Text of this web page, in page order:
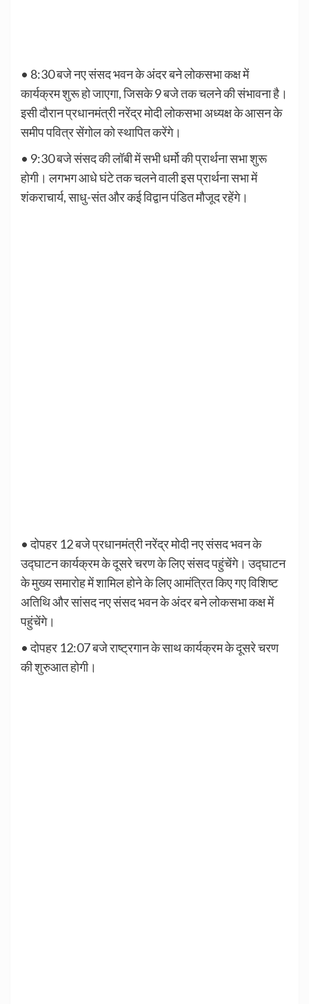
• 8:30 बजे नए संसद भवन के अंदर बने लोकसभा कक्ष में
कार्यक्रम शुरू हो जाएगा, जिसके 9 बजे तक चलने की संभावना है।
इसी दौरान प्रधानमंत्री नरेंद्र मोदी लोकसभा अध्यक्ष के आसन के
समीप पवित्र सेंगोल को स्थापित करेंगे।
• 9:30 बजे संसद की लॉबी में सभी धर्मो की प्रार्थना सभा शुरू
होगी। लगभग आधे घंटे तक चलने वाली इस प्रार्थना सभा में
शंकराचार्य, साधु-संत और कई विद्वान पंडित मौजूद रहेंगे।
• दोपहर 12 बजे प्रधानमंत्री नरेंद्र मोदी नए संसद भवन के
उद्घाटन कार्यक्रम के दूसरे चरण के लिए संसद पहुंचेंगे। उद्घाटन
के मुख्य समारोह में शामिल होने के लिए आमंत्रित किए गए विशिष्ट
अतिथि और सांसद नए संसद भवन के अंदर बने लोकसभा कक्ष में
पहुंचेंगे।
• दोपहर 12:07 बजे राष्ट्रगान के साथ कार्यक्रम के दूसरे चरण
की शुरुआत होगी।